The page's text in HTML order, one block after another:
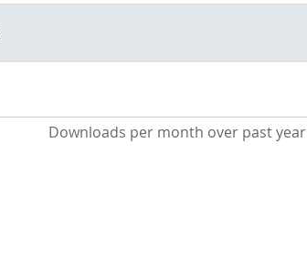
Downloads per month over past year